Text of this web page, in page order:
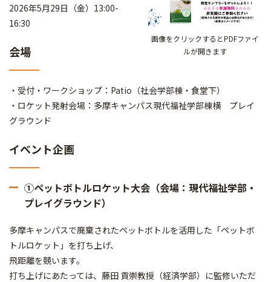
画像をクリックするとPDFファイ
ルが開きます
2026年5月29日（金）13:00-
16:30
会場
・受付・ワークショップ：Patio（社会学部棟・食堂下）
・ロケット発射会場：多摩キャンパス現代福祉学部棟横 プレイ
グラウンド
イベント企画
①ペットボトルロケット大会（会場：現代福祉学部・
プレイグラウンド）
多摩キャンパスで廃棄されたペットボトルを活用した「ペットボ
トルロケット」を打ち上げ、
飛距離を競います。
打ち上げにあたっては、藤田 貢崇教授（経済学部）に監修いただ